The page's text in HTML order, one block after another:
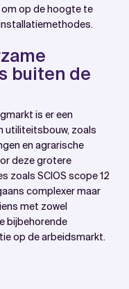
om op de hoogte te
buiten de
is er een
utiliteitsbouw, zoals
en agrarische
deze grotere
zoals SCIOS scope 12
complexer maar
met zowel
bijbehorende
op de arbeidsmarkt.